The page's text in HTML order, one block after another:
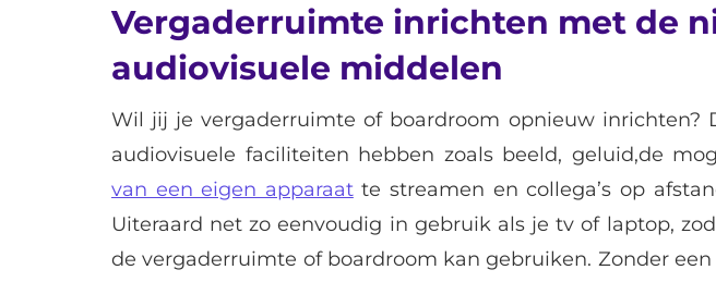
Vergaderruimte inrichten met de
audiovisuele middelen
Wil jij je vergaderruimte of boardroom opnieuw inrichten?
audiovisuele faciliteiten hebben zoals beeld, geluid,de
van een eigen apparaatte streamen en collega’s op
Uiteraard net zo eenvoudig in gebruik als je tv of laptop,
de vergaderruimte of boardroom kan gebruiken. Zonder